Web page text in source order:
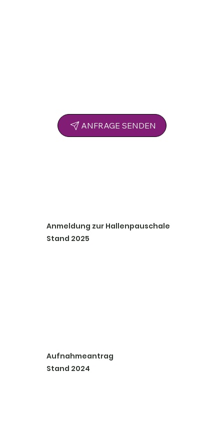
ANFRAGE SENDEN
Anmeldung zur Hallenpauschale
Stand 2025
Aufnahmeantrag
Stand 2024